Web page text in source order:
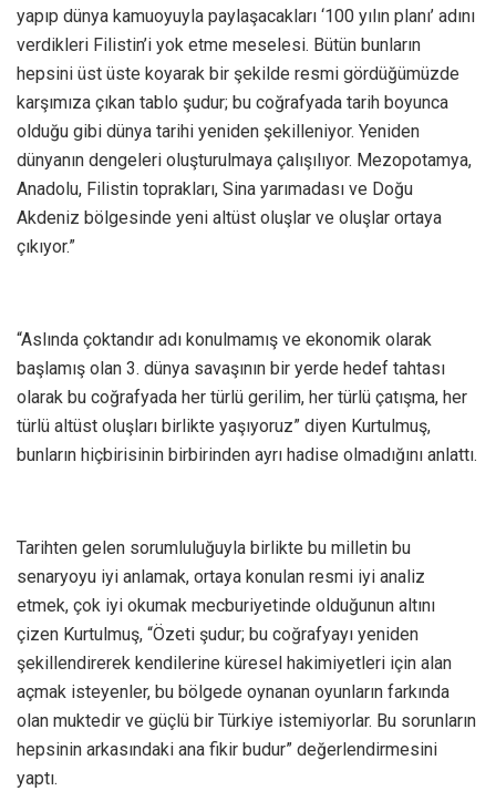
yapıp dünya kamuoyuyla paylaşacakları ‘100 yılın planı’ adını
verdikleri Filistin’i yok etme meselesi. Bütün bunların
hepsini üst üste koyarak bir şekilde resmi gördüğümüzde
karşımıza çıkan tablo şudur; bu coğrafyada tarih boyunca
olduğu gibi dünya tarihi yeniden şekilleniyor. Yeniden
dünyanın dengeleri oluşturulmaya çalışılıyor. Mezopotamya,
Anadolu, Filistin toprakları, Sina yarımadası ve Doğu
Akdeniz bölgesinde yeni altüst oluşlar ve oluşlar ortaya
çıkıyor.”
“Aslında çoktandır adı konulmamış ve ekonomik olarak
başlamış olan 3. dünya savaşının bir yerde hedef tahtası
olarak bu coğrafyada her türlü gerilim, her türlü çatışma, her
türlü altüst oluşları birlikte yaşıyoruz” diyen Kurtulmuş,
bunların hiçbirisinin birbirinden ayrı hadise olmadığını anlattı.
Tarihten gelen sorumluluğuyla birlikte bu milletin bu
senaryoyu iyi anlamak, ortaya konulan resmi iyi analiz
etmek, çok iyi okumak mecburiyetinde olduğunun altını
çizen Kurtulmuş, “Özeti şudur; bu coğrafyayı yeniden
şekillendirerek kendilerine küresel hakimiyetleri için alan
açmak isteyenler, bu bölgede oynanan oyunların farkında
olan muktedir ve güçlü bir Türkiye istemiyorlar. Bu sorunların
hepsinin arkasındaki ana fikir budur” değerlendirmesini
yaptı.